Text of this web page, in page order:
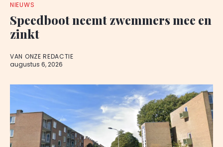
NIEUWS
Speedboot neemt zwemmers mee en
zinkt
VAN ONZE REDACTIE
augustus 6, 2026